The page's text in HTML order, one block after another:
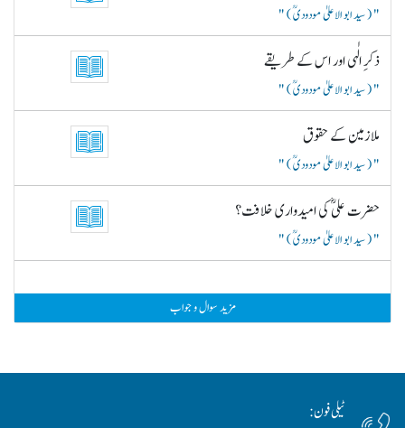
( سید ابو الاعلیٰ مودودیؒ )
ذکرِ الٰہی اور اس کے طریقے
( سید ابو الاعلیٰ مودودیؒ )
ملازمین کے حقوق
( سید ابو الاعلیٰ مودودیؒ )
حضرت علیؓ کی امیدواری خلافت؟
( سید ابو الاعلیٰ مودودیؒ )
مزید سوال و جواب
ٹیلی فون: